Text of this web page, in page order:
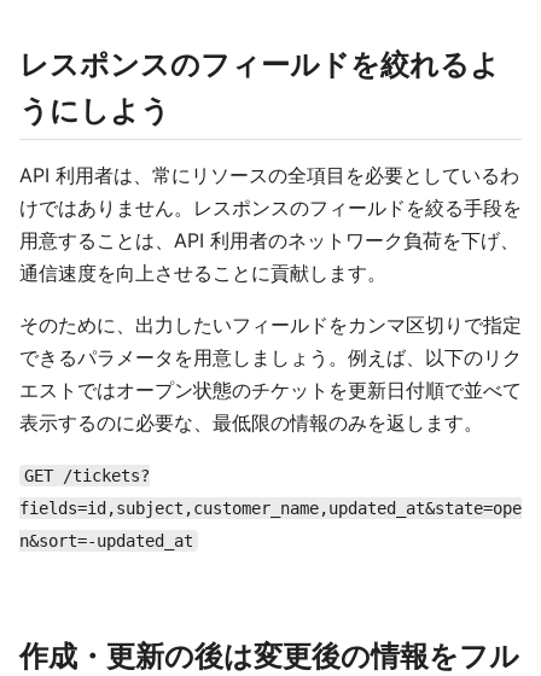
レスポンスのフィールドを絞れるよ
うにしよう
API 利用者は、常にリソースの全項目を必要としているわ
けではありません。レスポンスのフィールドを絞る手段を
用意することは、API 利用者のネットワーク負荷を下げ、
通信速度を向上させることに貢献します。
そのために、出力したいフィールドをカンマ区切りで指定
できるパラメータを用意しましょう。例えば、以下のリク
エストではオープン状態のチケットを更新日付順で並べて
表示するのに必要な、最低限の情報のみを返します。
GET /tickets?
fields=id,subject,customer_name,updated_at&state=ope
n&sort=-updated_at
作成・更新の後は変更後の情報をフル